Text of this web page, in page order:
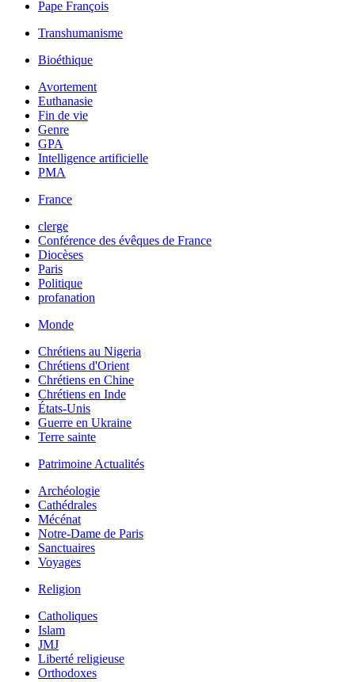
Pape François
Transhumanisme
Bioéthique
Avortement
Euthanasie
Fin de vie
Genre
GPA
Intelligence artificielle
PMA
France
clerge
Conférence des évêques de France
Diocèses
Paris
Politique
profanation
Monde
Chrétiens au Nigeria
Chrétiens d'Orient
Chrétiens en Chine
Chrétiens en Inde
États-Unis
Guerre en Ukraine
Terre sainte
Patrimoine Actualités
Archéologie
Cathédrales
Mécénat
Notre-Dame de Paris
Sanctuaires
Voyages
Religion
Catholiques
Islam
JMJ
Liberté religieuse
Orthodoxes